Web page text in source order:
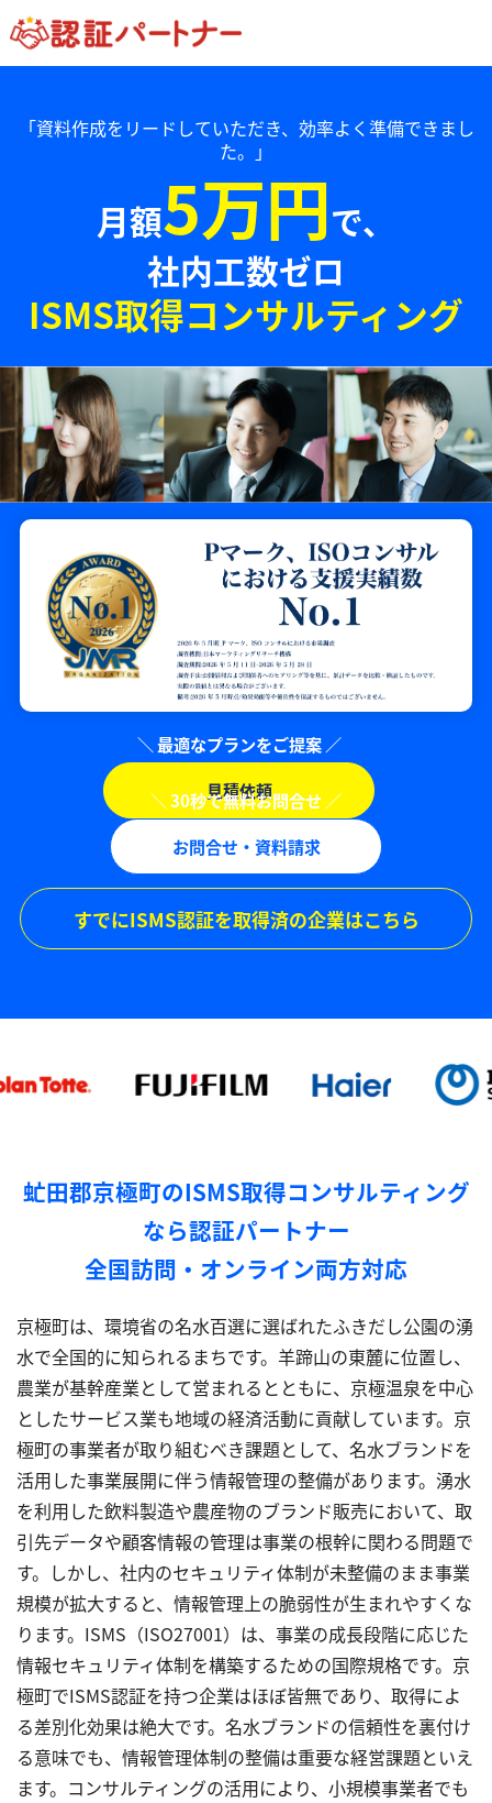
「資料作成をリードしていただき、効率よく準備できまし
た。」
月額5万円で、
社内工数ゼロ
ISMS取得コンサルティング
見積依頼
お問合せ・資料請求
すでにISMS認証を取得済の企業はこちら
虻田郡京極町のISMS取得コンサルティング
なら認証パートナー
全国訪問・オンライン両方対応
京極町は、環境省の名水百選に選ばれたふきだし公園の湧
水で全国的に知られるまちです。羊蹄山の東麓に位置し、
農業が基幹産業として営まれるとともに、京極温泉を中心
としたサービス業も地域の経済活動に貢献しています。京
極町の事業者が取り組むべき課題として、名水ブランドを
活用した事業展開に伴う情報管理の整備があります。湧水
を利用した飲料製造や農産物のブランド販売において、取
引先データや顧客情報の管理は事業の根幹に関わる問題で
す。しかし、社内のセキュリティ体制が未整備のまま事業
規模が拡大すると、情報管理上の脆弱性が生まれやすくな
ります。ISMS（ISO27001）は、事業の成長段階に応じた
情報セキュリティ体制を構築するための国際規格です。京
極町でISMS認証を持つ企業はほぼ皆無であり、取得によ
る差別化効果は絶大です。名水ブランドの信頼性を裏付け
る意味でも、情報管理体制の整備は重要な経営課題といえ
ます。コンサルティングの活用により、小規模事業者でも